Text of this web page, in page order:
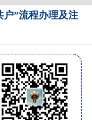
户”流程办理及注